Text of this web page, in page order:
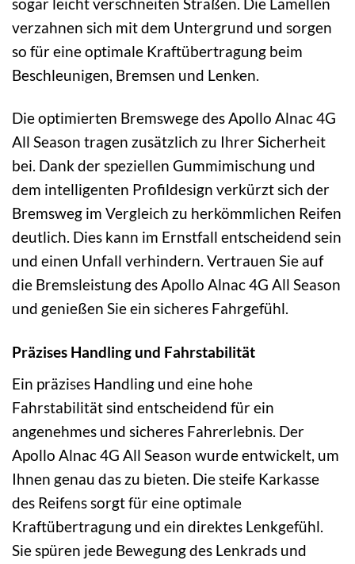
verzahnen sich mit dem Untergrund und sorgen
so für eine optimale Kraftübertragung beim
Beschleunigen, Bremsen und Lenken.
Die optimierten Bremswege des Apollo Alnac 4G
All Season tragen zusätzlich zu Ihrer Sicherheit
bei. Dank der speziellen Gummimischung und
dem intelligenten Profildesign verkürzt sich der
Bremsweg im Vergleich zu herkömmlichen Reifen
deutlich. Dies kann im Ernstfall entscheidend sein
und einen Unfall verhindern. Vertrauen Sie auf
die Bremsleistung des Apollo Alnac 4G All Season
und genießen Sie ein sicheres Fahrgefühl.
Präzises Handling und Fahrstabilität
Ein präzises Handling und eine hohe
Fahrstabilität sind entscheidend für ein
angenehmes und sicheres Fahrerlebnis. Der
Apollo Alnac 4G All Season wurde entwickelt, um
Ihnen genau das zu bieten. Die steife Karkasse
des Reifens sorgt für eine optimale
Kraftübertragung und ein direktes Lenkgefühl.
Sie spüren jede Bewegung des Lenkrads und